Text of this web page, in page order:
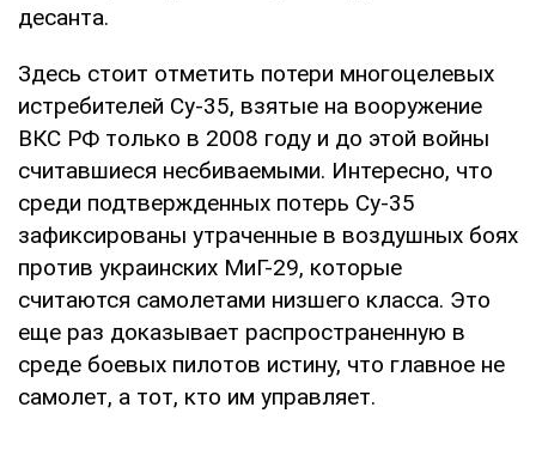
десанта.
Здесь стоит отметить потери многоцелевых
истребителей Су-35, взятые на вооружение
ВКС РФ только в 2008 году и до этой войны
считавшиеся несбиваемыми. Интересно, что
среди подтвержденных потерь Су-35
зафиксированы утраченные в воздушных боях
против украинских МиГ-29, которые
считаются самолетами низшего класса. Это
еще раз доказывает распространенную в
среде боевых пилотов истину, что главное не
самолет, а тот, кто им управляет.